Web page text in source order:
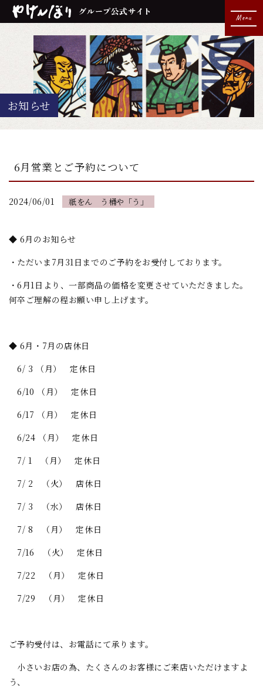
Menu
お知らせ
6月営業とご予約について
2024/06/01 祇をん う桶や「う」
◆ 6月のお知らせ
・ただいま7月31日までのご予約をお受付しております。
・6月1日より、一部商品の価格を変更させていただきました。
何卒ご理解の程お願い申し上げます。
◆ 6月・7月の店休日
6/ 3 （月） 定休日
6/10 （月） 定休日
6/17 （月） 定休日
6/24 （月） 定休日
7/ 1 （月） 定休日
7/ 2 （火） 店休日
7/ 3 （水） 店休日
7/ 8 （月） 定休日
7/16 （火） 定休日
7/22 （月） 定休日
7/29 （月） 定休日
ご予約受付は、お電話にて承ります。
小さいお店の為、たくさんのお客様にご来店いただけますよ
う、